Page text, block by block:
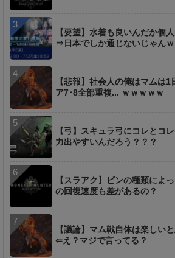
【要望】水着も良いんだか個
⇒日本でしか通じないじゃんｗ
【悲報】社会人の俺はマムは
ア7･8全部重複... ｗｗｗｗｗ
【弓】スキュラ弓にコレとコ
力出やすいんだろう？？？
【スラアク】ビンの種類によ
の回復速度も差があるの？
【議論】マム戦自体は楽しい
⇐え？マジで言ってる？